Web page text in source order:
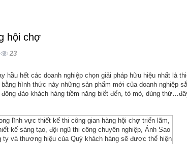
hội chợ
23
hầu hết các doanh nghiệp chọn giải pháp hữu hiệu nhất là
hình thức này những sản phẩm mới của doanh nghiệp
đảo khách hàng tiềm năng biết đến, tò mò, dùng